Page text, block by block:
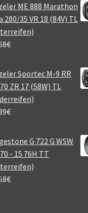
ME 888 Marathon
280/35 VR 18 (84V) TL
€
Sportec M-9 RR
ZR 17 (58W) TL
€
G 722 G WSW
- 15 76H TT
€